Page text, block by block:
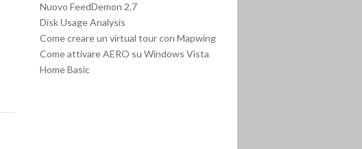
Nuovo FeedDemon 2.7
Disk Usage Analysis
Come creare un virtual tour con Mapwing
Come attivare AERO su Windows Vista
Home Basic